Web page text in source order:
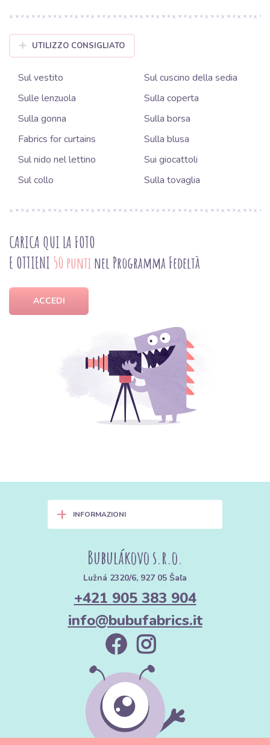
UTILIZZO CONSIGLIATO
Sul vestito
Sul cuscino della sedia
Sulle lenzuola
Sulla coperta
Sulla gonna
Sulla borsa
Fabrics for curtains
Sulla blusa
Sul nido nel lettino
Sui giocattoli
Sul collo
Sulla tovaglia
CARICA QUI LA FOTO
E OTTIENI 50 punti nel Programma Fedeltà
ACCEDI
+ INFORMAZIONI
Bubulákovo s.r.o.
Lužná 2320/6, 927 05 Šaľa
+421 905 383 904
info@bubufabrics.it